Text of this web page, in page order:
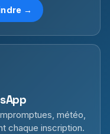
→
météo,
chaque inscription.